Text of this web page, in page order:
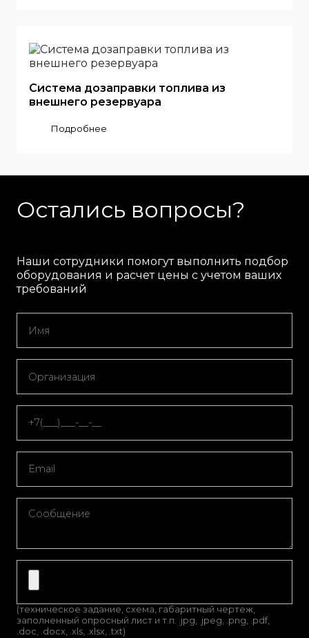
Система дозаправки топлива из
внешнего резервуара
Подробнее
Остались вопросы?
Наши сотрудники помогут выполнить подбор
оборудования и расчет цены с учетом ваших
требований
(техническое задание, схема, габаритный чертеж,
заполненный опросный лист и т.п. .jpg, .jpeg, .png, .pdf,
.doc, .docx, .xls, .xlsx, .txt)